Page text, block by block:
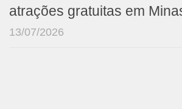
atrações gratuitas em
13/07/2026